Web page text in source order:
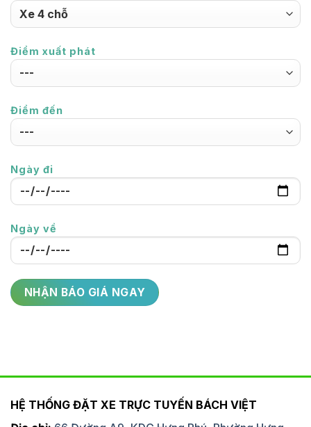
Điểm xuất phát
Điểm đến
Ngày đi
Ngày về
HỆ THỐNG ĐẶT XE TRỰC TUYẾN BÁCH VIỆT